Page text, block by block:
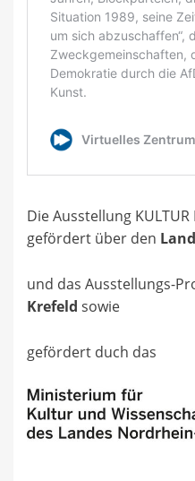
Die Ausstellung KULTUR
gefördert über den
und das Ausstellungs-
Krefeld sowie
gefördert duch das